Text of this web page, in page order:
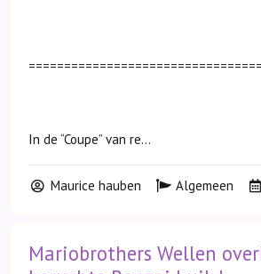
In de “Coupe” van re...
Maurice hauben Algemeen
Mariobrothers Wellen